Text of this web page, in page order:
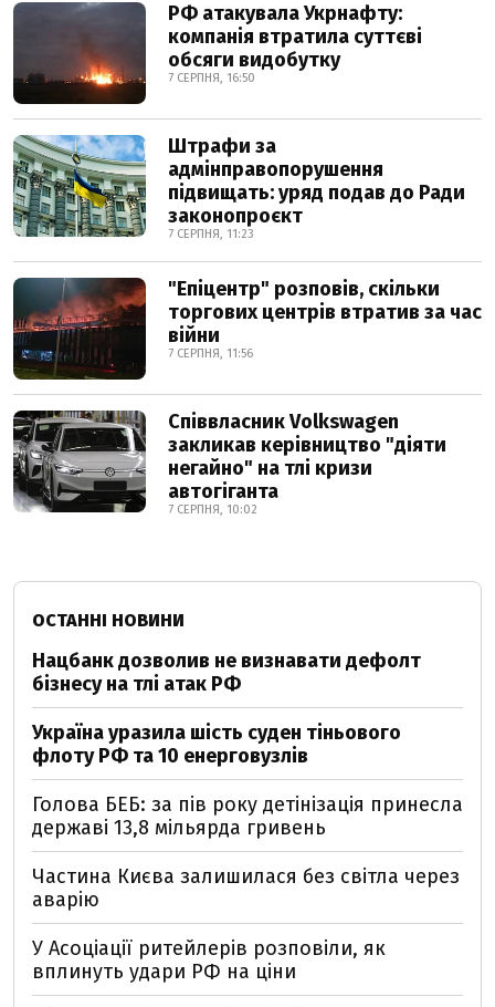
РФ атакувала Укрнафту:
компанія втратила суттєві
обсяги видобутку
7 СЕРПНЯ, 16:50
Штрафи за
адмінправопорушення
підвищать: уряд подав до Ради
законопроєкт
7 СЕРПНЯ, 11:23
"Епіцентр" розповів, скільки
торгових центрів втратив за час
війни
7 СЕРПНЯ, 11:56
Співвласник Volkswagen
закликав керівництво "діяти
негайно" на тлі кризи
автогіганта
7 СЕРПНЯ, 10:02
ОСТАННІ НОВИНИ
Нацбанк дозволив не визнавати дефолт
бізнесу на тлі атак РФ
Україна уразила шість суден тіньового
флоту РФ та 10 енерговузлів
Голова БЕБ: за пів року детінізація принесла
державі 13,8 мільярда гривень
Частина Києва залишилася без світла через
аварію
У Асоціації ритейлерів розповіли, як
вплинуть удари РФ на ціни